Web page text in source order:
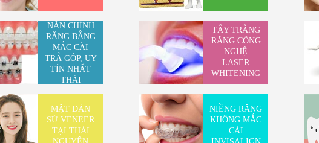
NẮN CHỈNH
RĂNG BẰNG
MẮC CÀI
TRẢ GÓP, UY
TÍN NHẤT
THÁI
TẨY TRẮNG
RĂNG CÔNG
NGHỆ
LASER
WHITENING
MẶT DÁN
SỨ VENEER
TẠI THÁI
NIỀNG RĂNG
KHÔNG MẮC
CÀI